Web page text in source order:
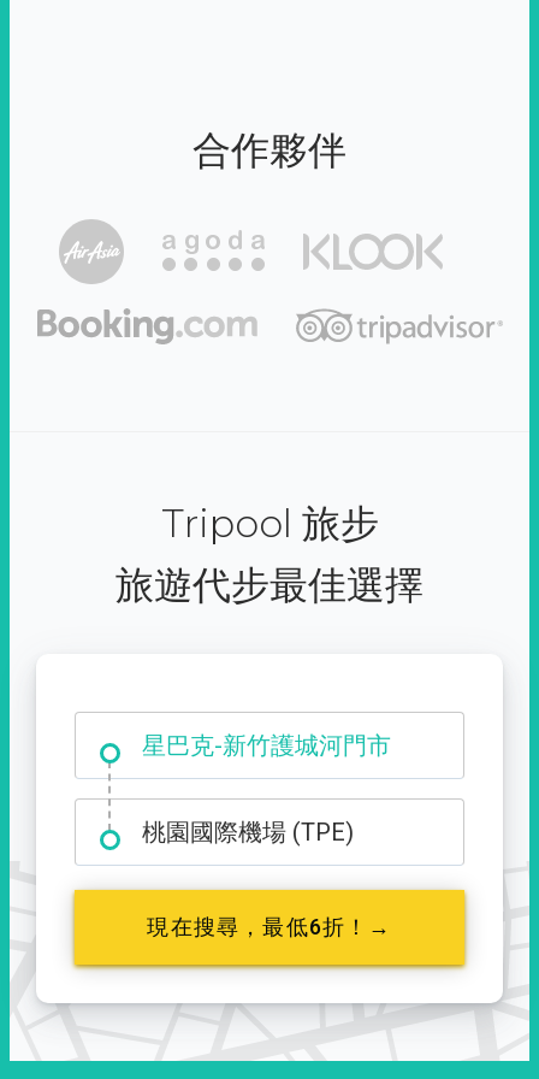
合作夥伴
Tripool 旅步
旅遊代步最佳選擇
星巴克-新竹護城河門市
大霸尖山登山口
桃園國際機場 (TPE)
現在搜尋，最低6折！→